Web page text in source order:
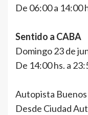
De 06:00 a 14:00
Sentido a CABA
Domingo 23 de
De 14:00 hs. a
Autopista Buenos
Desde Ciudad